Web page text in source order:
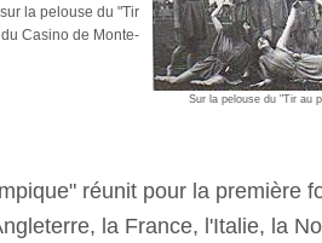
la pelouse du "Tir
Casino de Monte-
Sur la pelouse du "Tir au
réunit pour la première
la France, l'Italie, la